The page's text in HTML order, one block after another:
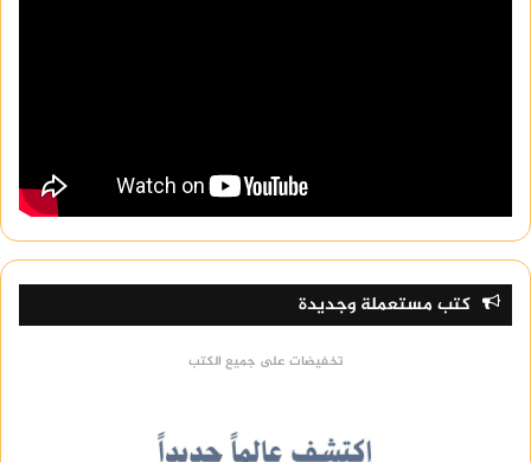
كتب مستعملة وجديدة
تخفيضات على جميع الكتب